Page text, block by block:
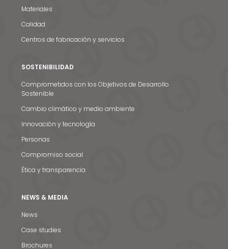
Materiales
Calidad
Centros de fabricación y servicios
SOSTENIBILIDAD
Comprometidos con los Objetivos de Desarrollo
Sostenible
Cambio climático y medio ambiente
Innovación y tecnología
Personas
Compromiso social
Ética y transparencia
NEWS & MEDIA
News
Case studies
Brochures